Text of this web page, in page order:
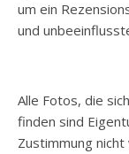
um ein
und
Alle Fotos, die
finden sind
Zustimmung